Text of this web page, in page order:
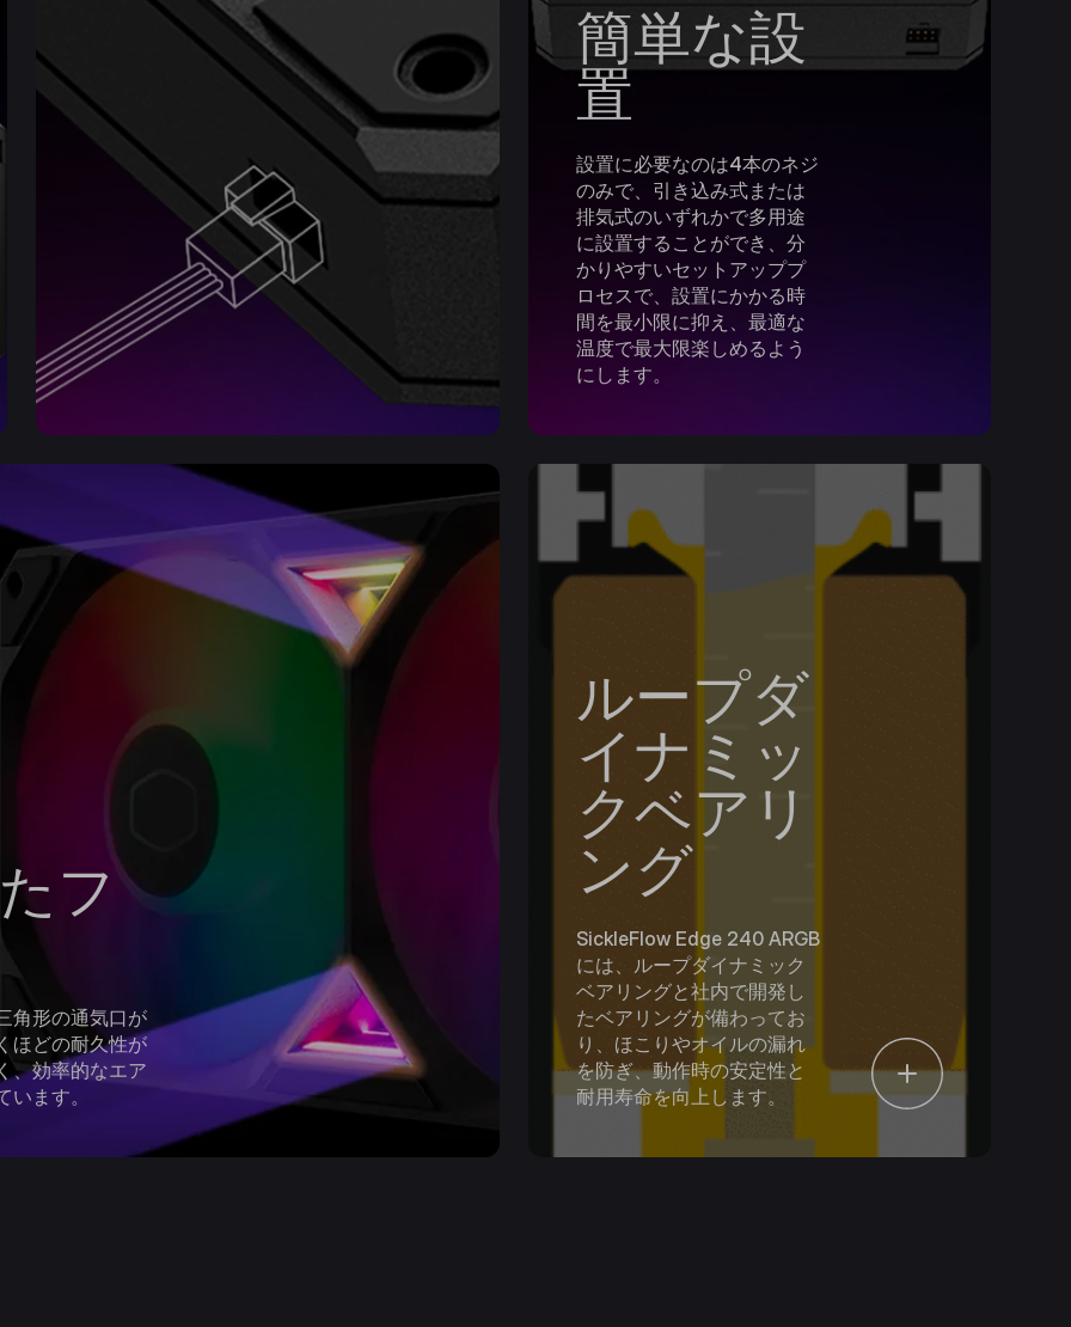
簡単な設
置
設置に必要なのは4本のネジ
のみで、引き込み式または
排気式のいずれかで多用途
に設置することができ、分
かりやすいセットアッププ
ロセスで、設置にかかる時
間を最小限に抑え、最適な
温度で最大限楽しめるよう
にします。
フ
角形の通気口が
ほどの耐久性が
、効率的なエア
ます。
ループダ
イナミッ
クベアリ
ング
SickleFlow Edge 240​​ ARGB
には、ループダイナミック
ベアリングと社内で開発し
たベアリングが備わってお
り、ほこりやオイルの漏れ
を防ぎ、動作時の安定性と
耐用寿命を向上します。